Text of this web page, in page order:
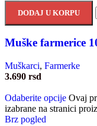
DODAJ U KORPU
Muške farmerice
Muškarci, Farmerke
3.690 rsd
Odaberite opcije Ovaj
izabrane na stranici
Brz pogled